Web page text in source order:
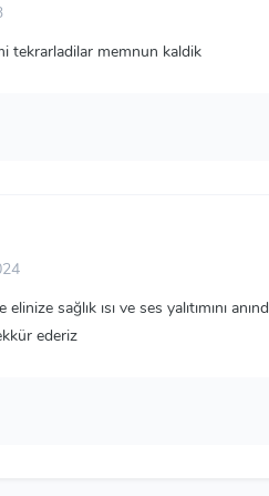
tekrarladilar memnun kaldik
sağlık ısı ve ses yalıtımını
ederiz